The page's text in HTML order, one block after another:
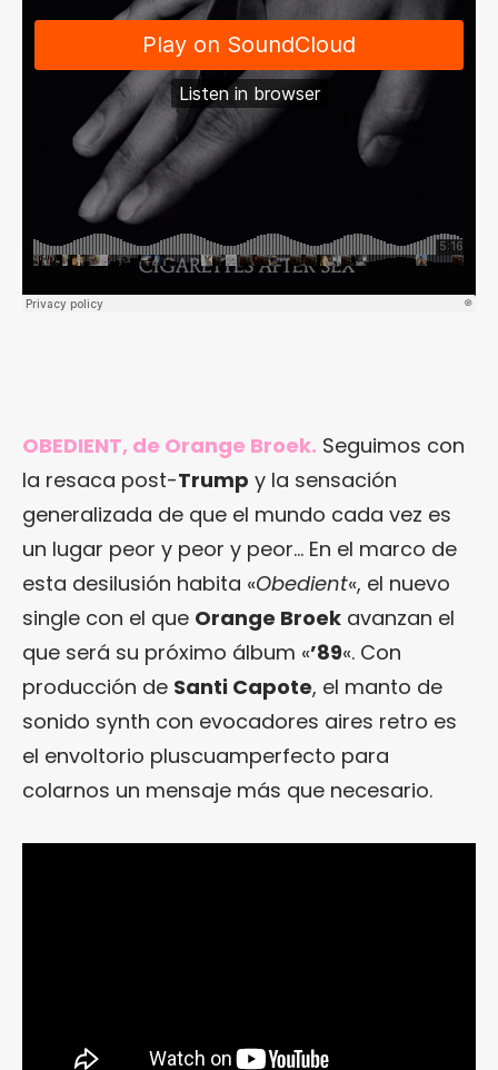
OBEDIENT, de Orange Broek. Seguimos con
la resaca post-Trump y la sensación
generalizada de que el mundo cada vez es
un lugar peor y peor y peor… En el marco de
esta desilusión habita «Obedient«, el nuevo
single con el que Orange Broek avanzan el
que será su próximo álbum «’89«. Con
producción de Santi Capote, el manto de
sonido synth con evocadores aires retro es
el envoltorio pluscuamperfecto para
colarnos un mensaje más que necesario.